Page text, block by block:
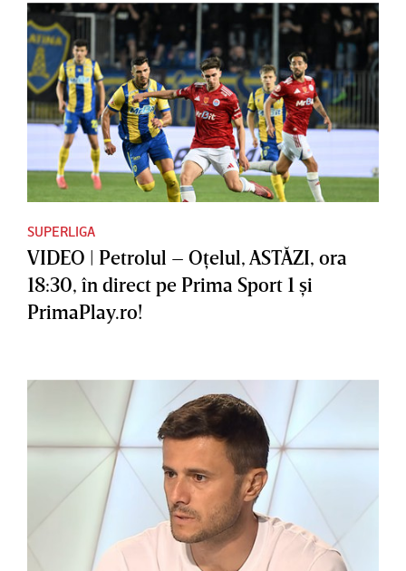
SUPERLIGA
VIDEO | Petrolul – Oţelul, ASTĂZI, ora
18:30, în direct pe Prima Sport 1 şi
PrimaPlay.ro!